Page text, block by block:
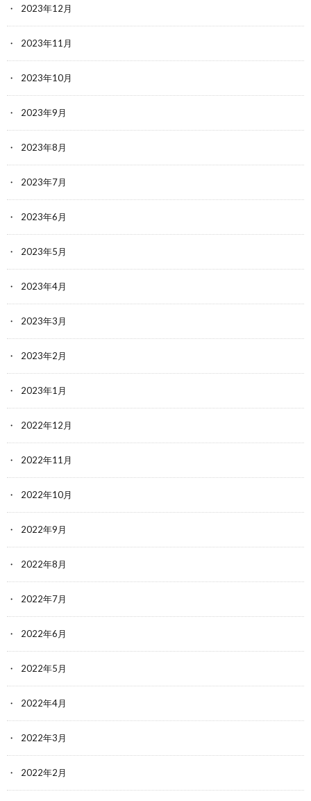
2023年12月
2023年11月
2023年10月
2023年9月
2023年8月
2023年7月
2023年6月
2023年5月
2023年4月
2023年3月
2023年2月
2023年1月
2022年12月
2022年11月
2022年10月
2022年9月
2022年8月
2022年7月
2022年6月
2022年5月
2022年4月
2022年3月
2022年2月